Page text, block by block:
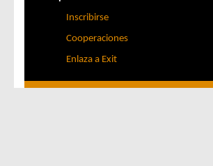
Inscribirse
Cooperaciones
Enlaza a Exit